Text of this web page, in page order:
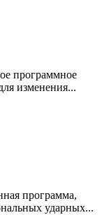
программное
изменения...
программа,
ударных...